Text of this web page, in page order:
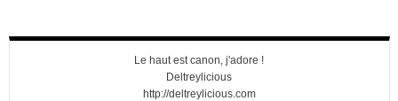
Le haut est canon, j'adore !
Deltreylicious
http://deltreylicious.com